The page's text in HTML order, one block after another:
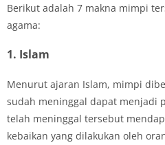
Berikut adalah 7 makna mimpi
agama:
1. Islam
Menurut ajaran Islam, mimpi
sudah meninggal dapat menjadi
telah meninggal tersebut
kebaikan yang dilakukan oleh